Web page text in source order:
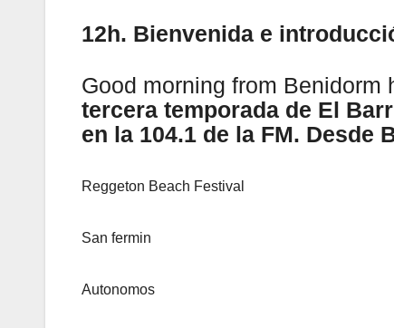
12h. Bienvenida e
Good morning from Benidorm
tercera temporada de El
en la 104.1 de la FM. Desde
Reggeton Beach Festival
San fermin
Autonomos